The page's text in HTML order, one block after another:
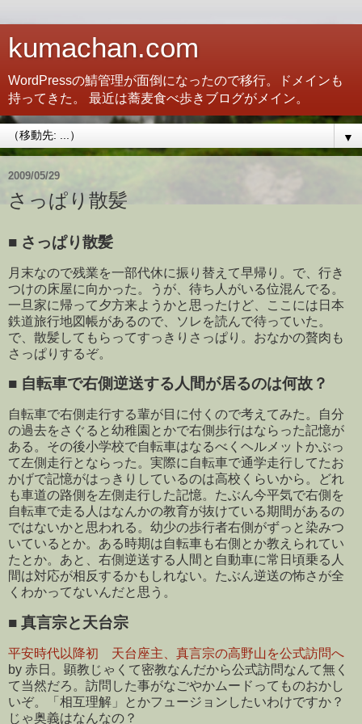
kumachan.com
WordPressの鯖管理が面倒になったので移行。ドメインも
持ってきた。 最近は蕎麦食べ歩きブログがメイン。
▼
2009/05/29
さっぱり散髪
■ さっぱり散髪
月末なので残業を一部代休に振り替えて早帰り。で、行き
つけの床屋に向かった。うが、待ち人がいる位混んでる。
一旦家に帰って夕方来ようかと思ったけど、ここには日本
鉄道旅行地図帳があるので、ソレを読んで待っていた。
で、散髪してもらってすっきりさっぱり。おなかの贅肉も
さっぱりするぞ。
■ 自転車で右側逆送する人間が居るのは何故？
自転車で右側走行する輩が目に付くので考えてみた。自分
の過去をさぐると幼稚園とかで右側歩行はならった記憶が
ある。その後小学校で自転車はなるべくヘルメットかぶっ
て左側走行とならった。実際に自転車で通学走行してたお
かげで記憶がはっきりしているのは高校くらいから。どれ
も車道の路側を左側走行した記憶。たぶん今平気で右側を
自転車で走る人はなんかの教育が抜けている期間があるの
ではないかと思われる。幼少の歩行者右側がずっと染みつ
いているとか。ある時期は自転車も右側とか教えられてい
たとか。あと、右側逆送する人間と自動車に常日頃乗る人
間は対応が相反するかもしれない。たぶん逆送の怖さが全
くわかってないんだと思う。
■ 真言宗と天台宗
平安時代以降初 天台座主、真言宗の高野山を公式訪問へ
by 赤日。顕教じゃくて密教なんだから公式訪問なんて無く
て当然だろ。訪問した事がなごやかムードってものおかし
いぞ。「相互理解」とかフュージョンしたいわけですか？
じゃ奥義はなんなの？